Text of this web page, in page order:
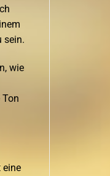
sein.
wie
eine